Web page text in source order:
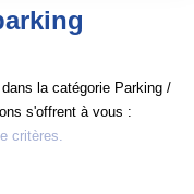
min
Plus de critères
la catégorie Parking /
s'offrent à vous :
critères.